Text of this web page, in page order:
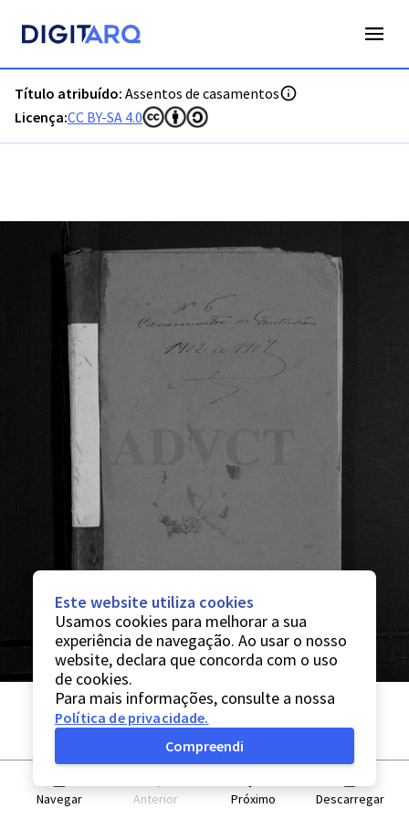
Título atribuído: Assentos de casamentos
Licença:CC BY-SA 4.0
Navegar Anterior Próximo Descarregar
Este website utiliza cookies
Usamos cookies para melhorar a sua
experiência de navegação. Ao usar o nosso
website, declara que concorda com o uso
de cookies.
Para mais informações, consulte a nossa
Política de privacidade.
Compreendi